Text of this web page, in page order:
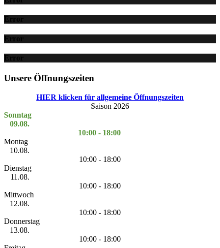
Error
Error
Error
Unsere Öffnungszeiten
HIER klicken für allgemeine Öffnungszeiten
Saison 2026
Sonntag
09.08.
10:00 - 18:00
Montag
10.08.
10:00 - 18:00
Dienstag
11.08.
10:00 - 18:00
Mittwoch
12.08.
10:00 - 18:00
Donnerstag
13.08.
10:00 - 18:00